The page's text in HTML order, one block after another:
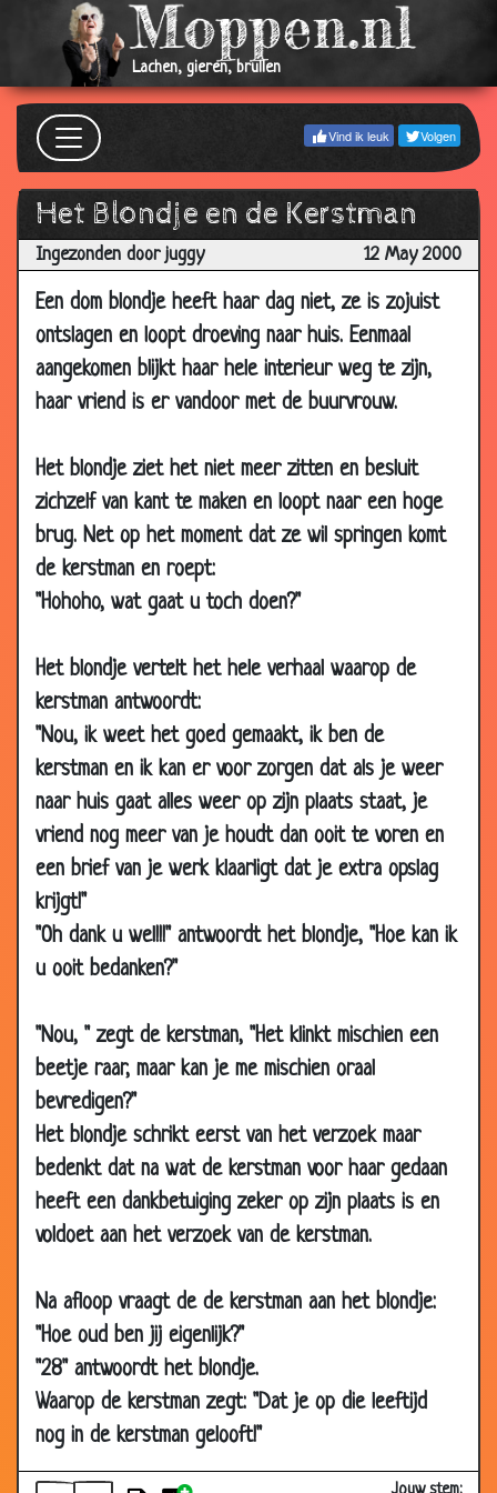
Lachen, gieren, brullen
Vind ik leuk Volgen
Het Blondje en de Kerstman
Ingezonden door juggy 12 May 2000
Een dom blondje heeft haar dag niet, ze is zojuist
ontslagen en loopt droeving naar huis. Eenmaal
aangekomen blijkt haar hele interieur weg te zijn,
haar vriend is er vandoor met de buurvrouw.
Het blondje ziet het niet meer zitten en besluit
zichzelf van kant te maken en loopt naar een hoge
brug. Net op het moment dat ze wil springen komt
de kerstman en roept:
"Hohoho, wat gaat u toch doen?"
Het blondje vertelt het hele verhaal waarop de
kerstman antwoordt:
"Nou, ik weet het goed gemaakt, ik ben de
kerstman en ik kan er voor zorgen dat als je weer
naar huis gaat alles weer op zijn plaats staat, je
vriend nog meer van je houdt dan ooit te voren en
een brief van je werk klaarligt dat je extra opslag
krijgt!"
"Oh dank u wel!!!" antwoordt het blondje, "Hoe kan ik
u ooit bedanken?"
"Nou, " zegt de kerstman, "Het klinkt mischien een
beetje raar, maar kan je me mischien oraal
bevredigen?"
Het blondje schrikt eerst van het verzoek maar
bedenkt dat na wat de kerstman voor haar gedaan
heeft een dankbetuiging zeker op zijn plaats is en
voldoet aan het verzoek van de kerstman.
Na afloop vraagt de de kerstman aan het blondje:
"Hoe oud ben jij eigenlijk?"
"28" antwoordt het blondje.
Waarop de kerstman zegt: "Dat je op die leeftijd
nog in de kerstman gelooft!"
2001
05 Sep
2001
De pil
02 Sep
2001
2001
10 Aug
2001
Lotion 2.90
31 Jul
2001
Ochtendhumeur 3.23
22 Jul
2001
Naar de w.c. 3.50
2001
19 Jul
2001
Geroosterd brood 3.72
12 May
2000
De sexuoloog
2000
12 May
2000
Proeven
12 May
2000
Pechboer 3.39
12 May
2000
De bus 3.28
12 May
2000
12 May
2000
Jan en mien
12 May
2000
Betalen
12 May
2000
Kindjes krijgen
12 May
2000
12 May
2000
Hooiberg 3.14
2000
12 May
2000
Broodjes smeren
12 May
2000
Hanenkam 3.26
12 May
Uit eten! 3.68